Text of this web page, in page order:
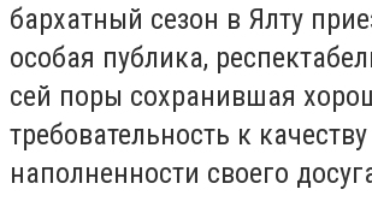
бархатный сезон в Ялту
особая публика,
сей поры сохранившая
требовательность к
наполненности своего